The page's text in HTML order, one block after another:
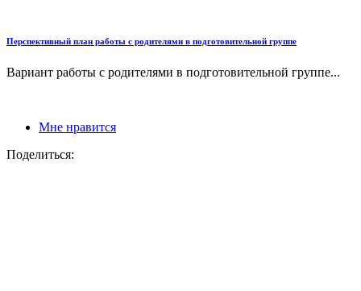
Перспективный план работы с родителями в подготовительной группе
Вариант работы с родителями в подготовительной группе...
Мне нравится
Поделиться: